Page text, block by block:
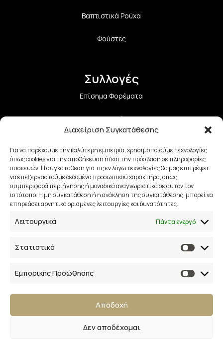
Διαχείριση Συγκατάθεσης
Για να παρέχουμε την καλύτερη εμπειρία, χρησιμοποιούμε τεχνολογίες
όπως cookies για την αποθήκευση ή/και την πρόσβαση σε πληροφορίες
συσκευών. Η συγκατάθεση για τις εν λόγω τεχνολογίες θα μας επιτρέψει
να επεξεργαστούμε δεδομένα προσωπικού χαρακτήρα, όπως
συμπεριφορά περιήγησης ή μοναδικά αναγνωριστικά σε αυτόν τον
ιστότοπο. Η μη συγκατάθεση ή η ανάκληση της συγκατάθεσης, μπορεί να
επηρεάσει αρνητικά ορισμένες λειτουργίες και δυνατότητες.
Λειτουργικά Πάντα ενεργό
Στατιστικά
Εμπορικής Προώθησης
Αποδοχή
Δεν αποδέχομαι
Βαπτιστικά Ρούχα
Φούστες
Συλλογές
Επίσημα Φορέματα
Σετ Κουμπάρου
Αξεσουάρ Νύφης
Σχεδιαστές
Όροι Χρήσης και Προϋποθέσεις